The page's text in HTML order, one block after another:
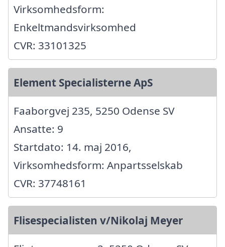
Virksomhedsform:
Enkeltmandsvirksomhed
CVR: 33101325
Element Specialisterne ApS
Faaborgvej 235, 5250 Odense SV
Ansatte: 9
Startdato: 14. maj 2016,
Virksomhedsform: Anpartsselskab
CVR: 37748161
Flisespecialisten v/Nikolaj Meyer